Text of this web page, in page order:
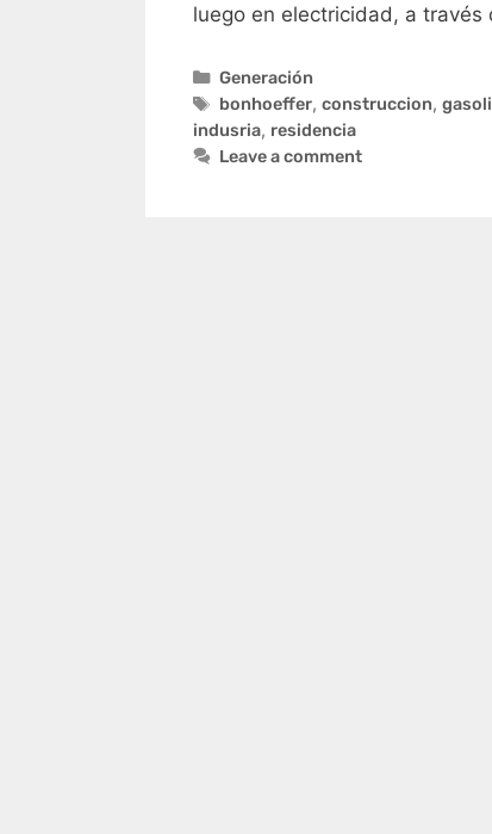
luego en electricidad, a través
Generación
bonhoeffer, construccion,
indusria, residencia
Leave a comment